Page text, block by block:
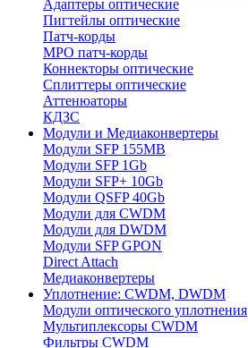
Адаптеры оптические
Пигтейлы оптические
Патч-корды
MPO патч-корды
Коннекторы оптические
Сплиттеры оптические
Аттенюаторы
КДЗС
Модули и Медиаконвертеры
Модули SFP 155MB
Модули SFP 1Gb
Модули SFP+ 10Gb
Модули QSFP 40Gb
Модули для CWDM
Модули для DWDM
Модули SFP GPON
Direct Attach
Медиаконвертеры
Уплотнение: CWDM, DWDM
Модули оптического уплотнения
Мультиплексоры CWDM
Фильтры CWDM